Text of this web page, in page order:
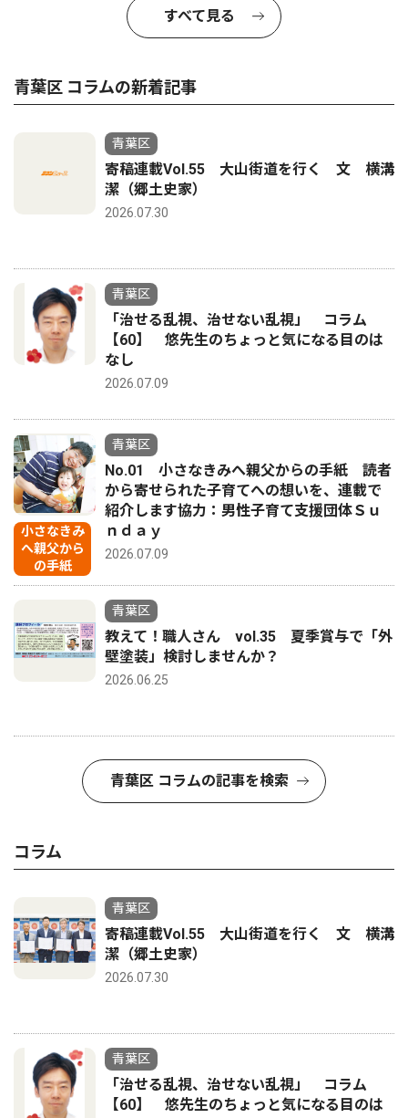
すべて見る
青葉区 コラムの新着記事
青葉区
寄稿連載Vol.55 大山街道を行く 文 横溝
潔（郷土史家）
2026.07.30
青葉区
「治せる乱視、治せない乱視」 コラム
【60】 悠先生のちょっと気になる目のは
なし
2026.07.09
小さなきみ
へ親父から
の手紙
青葉区
No.01 小さなきみへ親父からの手紙 読者
から寄せられた子育てへの想いを、連載で
紹介します協力：男性子育て支援団体Ｓｕ
ｎｄａｙ
2026.07.09
青葉区
教えて！職人さん vol.35 夏季賞与で「外
壁塗装」検討しませんか？
2026.06.25
青葉区 コラムの記事を検索
コラム
青葉区
寄稿連載Vol.55 大山街道を行く 文 横溝
潔（郷土史家）
2026.07.30
青葉区
「治せる乱視、治せない乱視」 コラム
【60】 悠先生のちょっと気になる目のは